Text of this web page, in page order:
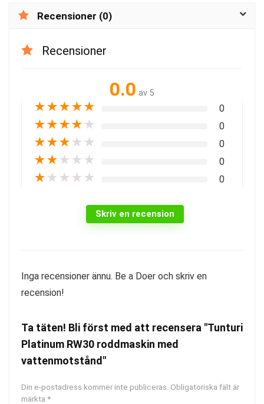
Recensioner (0)
Recensioner
0.0 av 5
★★★★★ 0
★★★★ ★ 0
★★★ ★ ★ 0
★★ ★ ★ ★ 0
★ ★ ★ ★ ★ 0
Skriv en recension
Inga recensioner ännu. Be a Doer och skriv en
recension!
Ta täten! Bli först med att recensera "Tunturi
Platinum RW30 roddmaskin med
vattenmotstånd"
Din e-postadress kommer inte publiceras. Obligatoriska fält är
märkta *